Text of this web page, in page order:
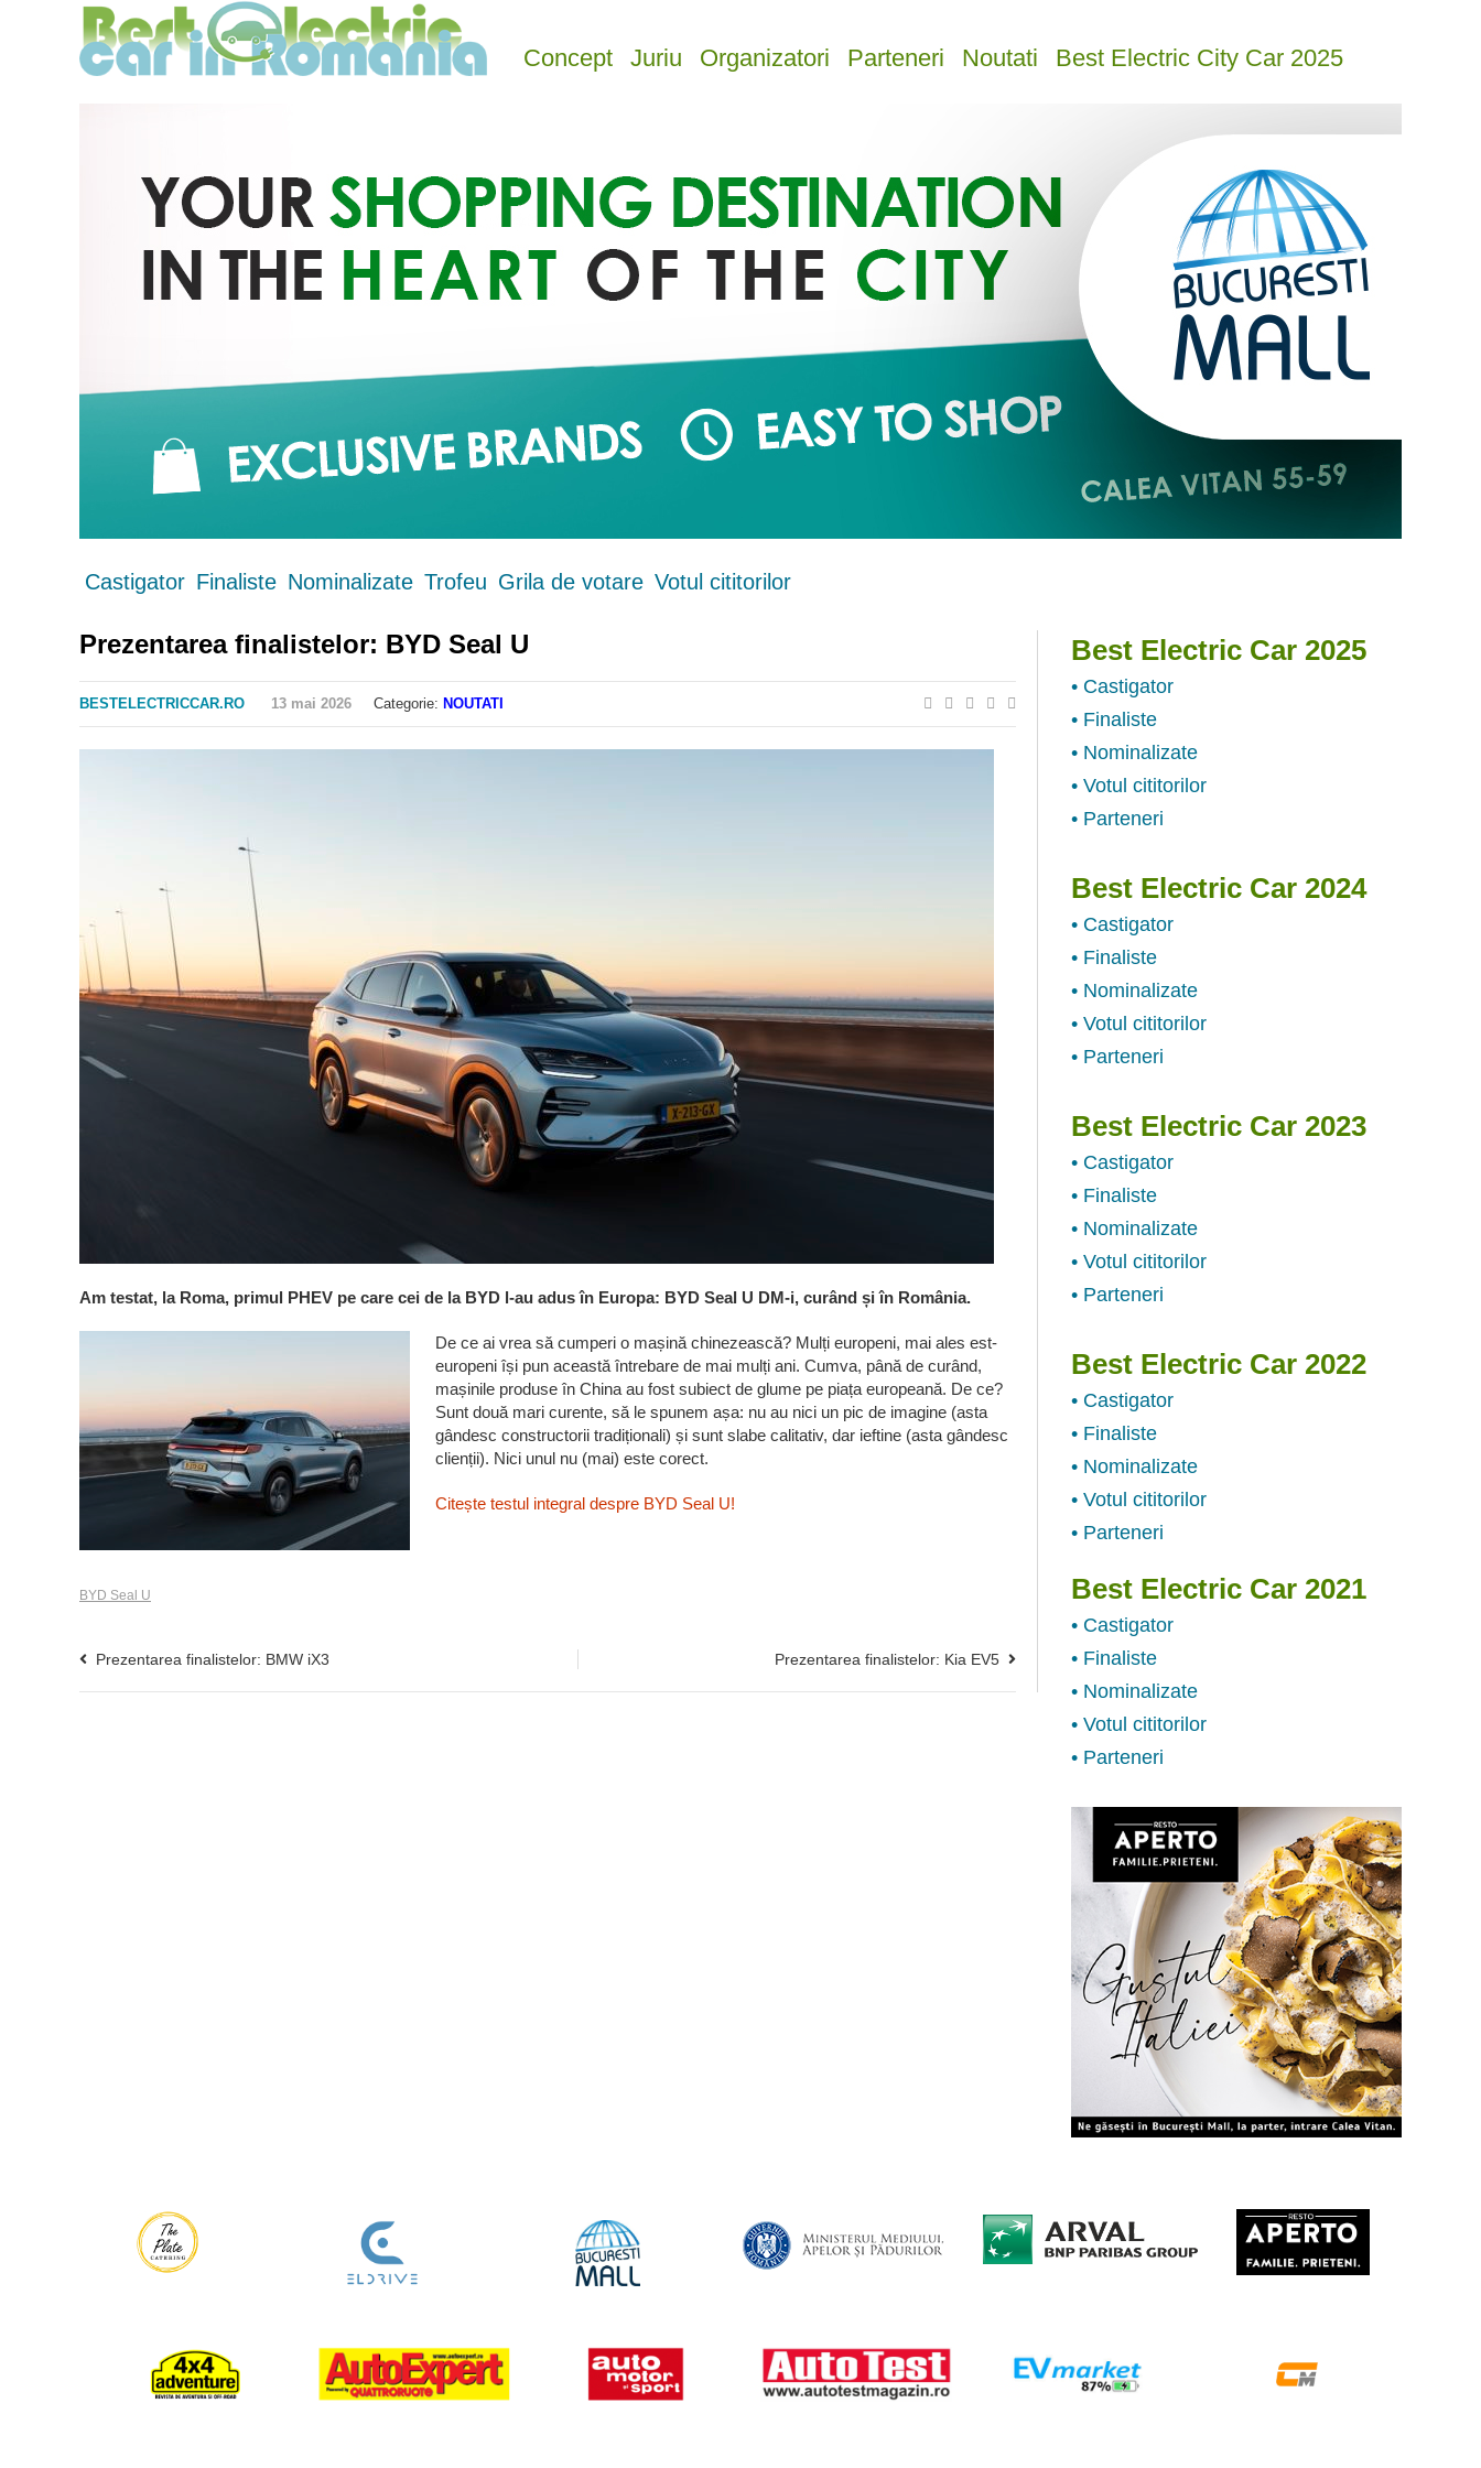
Concept Juriu Organizatori Parteneri Noutati Best Electric City Car 2025
Castigator Finaliste Nominalizate Trofeu Grila de votare Votul cititorilor
Prezentarea finalistelor: BYD Seal U
BESTELECTRICCAR.RO 13 mai 2026 Categorie: NOUTATI
Am testat, la Roma, primul PHEV pe care cei de la BYD l-au adus în Europa: BYD Seal U DM-i, curând și în România.
De ce ai vrea să cumperi o mașină chinezească? Mulți europeni, mai ales est-
europeni își pun această întrebare de mai mulți ani. Cumva, până de curând,
mașinile produse în China au fost subiect de glume pe piața europeană. De ce?
Sunt două mari curente, să le spunem așa: nu au nici un pic de imagine (asta
gândesc constructorii tradiționali) și sunt slabe calitativ, dar ieftine (asta gândesc
clienții). Nici unul nu (mai) este corect.
Citește testul integral despre BYD Seal U!
BYD Seal U
Prezentarea finalistelor: BMW iX3 Prezentarea finalistelor: Kia EV5
Best Electric Car 2025
• Castigator
• Finaliste
• Nominalizate
• Votul cititorilor
• Parteneri
Best Electric Car 2024
• Castigator
• Finaliste
• Nominalizate
• Votul cititorilor
• Parteneri
Best Electric Car 2023
• Castigator
• Finaliste
• Nominalizate
• Votul cititorilor
• Parteneri
Best Electric Car 2022
• Castigator
• Finaliste
• Nominalizate
• Votul cititorilor
• Parteneri
Best Electric Car 2021
• Castigator
• Finaliste
• Nominalizate
• Votul cititorilor
• Parteneri